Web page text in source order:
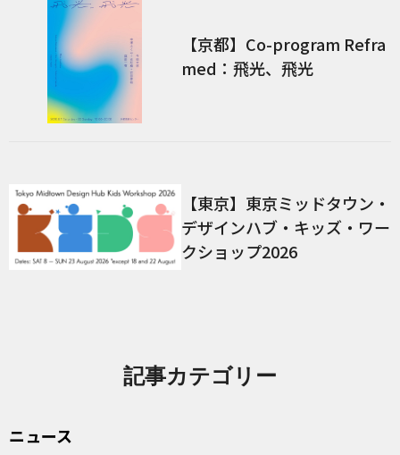
【京都】Co-program Refra
med：飛光、飛光
【東京】東京ミッドタウン・
デザインハブ・キッズ・ワー
クショップ2026
記事カテゴリー
ニュース